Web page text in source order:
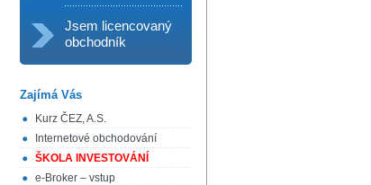
Jsem licencovaný
obchodník
Zajímá Vás
Kurz ČEZ, A.S.
Internetové obchodování
ŠKOLA INVESTOVÁNÍ
e-Broker – vstup